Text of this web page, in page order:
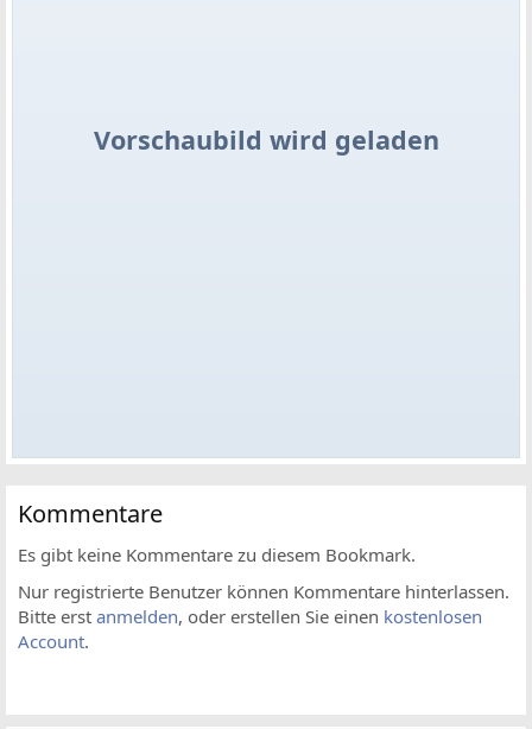
Vorschaubild wird geladen
Kommentare
Es gibt keine Kommentare zu diesem Bookmark.
Nur registrierte Benutzer können Kommentare hinterlassen.
Bitte erst anmelden, oder erstellen Sie einen kostenlosen
Account.